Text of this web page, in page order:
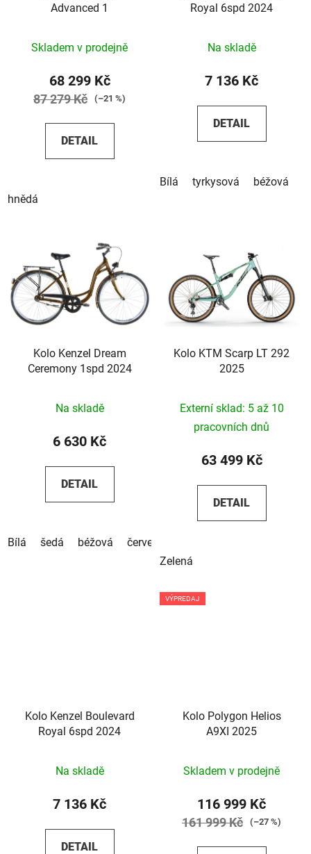
Advanced 1
Skladem v prodejně
68 299 Kč
87 279 Kč (–21 %)
DETAIL
hnědá
Royal 6spd 2024
Na skladě
7 136 Kč
DETAIL
Bílá tyrkysová béžová
Kolo Kenzel Dream
Ceremony 1spd 2024
Na skladě
6 630 Kč
DETAIL
Bílá šedá béžová červená
Kolo KTM Scarp LT 292
2025
Externí sklad: 5 až 10
pracovních dnů
63 499 Kč
DETAIL
Zelená
Kolo Kenzel Boulevard
Royal 6spd 2024
Na skladě
7 136 Kč
DETAIL
VÝPREDAJ
Kolo Polygon Helios
A9XI 2025
Skladem v prodejně
116 999 Kč
161 999 Kč (–27 %)